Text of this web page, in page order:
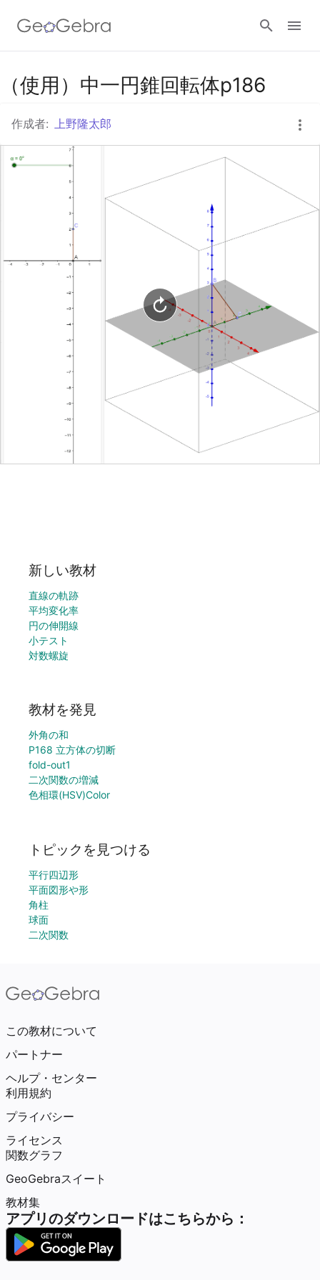
Googleクラスルーム
GeoGebra Classroom
ログイン
（使用）中一円錐回転体p186
作成者: 上野隆太郎
新しい教材
直線の軌跡
平均変化率
円の伸開線
小テスト
対数螺旋
教材を発見
外角の和
P168 立方体の切断
fold-out1
二次関数の増減
色相環(HSV)Color
トピックを見つける
平行四辺形
平面図形や形
角柱
球面
二次関数
この教材について
パートナー
ヘルプ・センター
利用規約
プライバシー
ライセンス
関数グラフ
GeoGebraスイート
教材集
アプリのダウンロードはこちらから：